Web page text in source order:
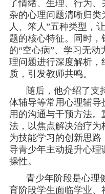
了情绪、生理、行为
杂的心理问题清晰归
人、笨人”五种类型，
题的核心特征。同时
的“空心病”、学习无
理问题进行深度解析
质，引发教师共鸣。
随后，他介绍了支
体辅导等常用心理辅
用的沟通与干预方法。
法，以焦点解决治疗
为技能学习的创新思路
导青少年主动提升心
操性。
青少年阶段是心理
育阶段学生面临学业